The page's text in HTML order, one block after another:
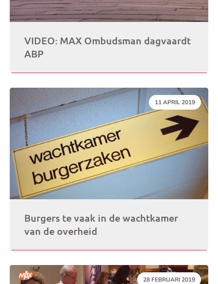
VIDEO: MAX Ombudsman dagvaardt
ABP
DATUM:
11 APRIL 2019
Burgers te vaak in de wachtkamer
van de overheid
DATUM:
28 FEBRUARI 2019